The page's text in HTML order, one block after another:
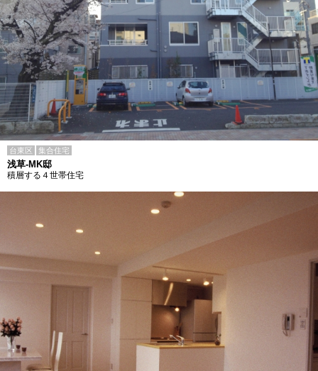
台東区 集合住宅
浅草-MK邸
積層する４世帯住宅